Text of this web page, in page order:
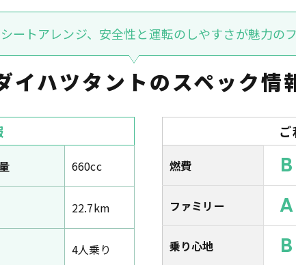
ートアレンジ、安全性と運転のしやすさが魅力の
イハツタントのスペック情
660cc
22.7km
4人乗り
燃費 B
ファミリー A
乗り心地 B